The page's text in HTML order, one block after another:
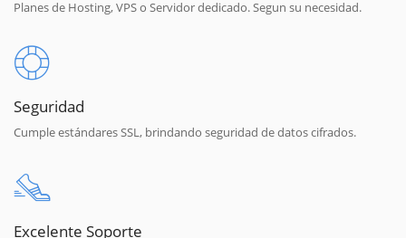
Planes de Hosting, VPS o Servidor dedicado. Segun su necesidad.
Seguridad
Cumple estándares SSL, brindando seguridad de datos cifrados.
Excelente Soporte